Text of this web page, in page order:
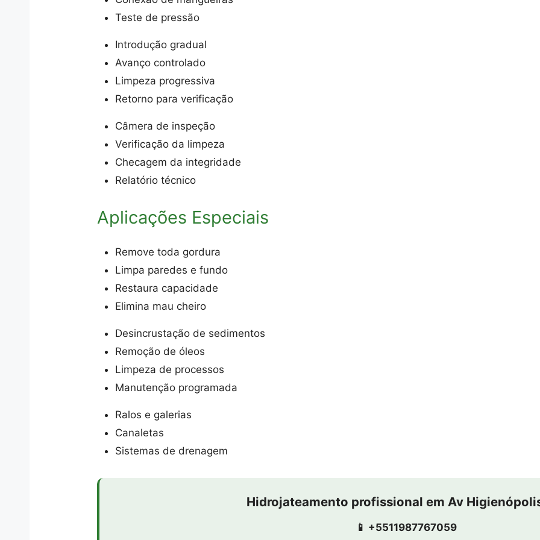
Teste de pressão
Introdução gradual
Avanço controlado
Limpeza progressiva
Retorno para verificação
Câmera de inspeção
Verificação da limpeza
Checagem da integridade
Relatório técnico
Aplicações Especiais
Remove toda gordura
Limpa paredes e fundo
Restaura capacidade
Elimina mau cheiro
Desincrustação de sedimentos
Remoção de óleos
Limpeza de processos
Manutenção programada
Ralos e galerias
Canaletas
Sistemas de drenagem
Hidrojateamento profissional em Av
📱 +5511987767059